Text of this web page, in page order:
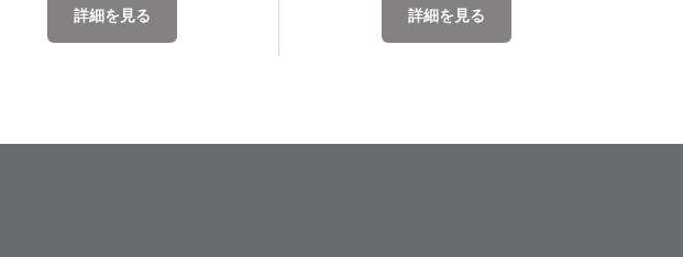
詳細を見る 詳細を見る